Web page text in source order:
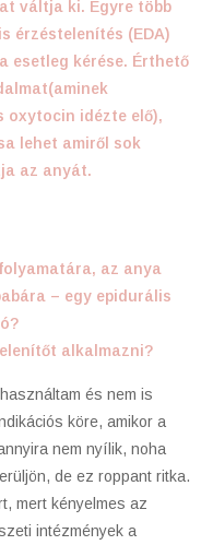
váltja ki. Egyre több
érzéstelenítés (EDA)
esetleg kérése. Érthető
oxytocin idézte elő),
lehet amiről sok
az anyát.
az anya
– egy epidurális
alkalmazni?
és nem is
köre, amikor a
nem nyílik, noha
de ez roppant ritka.
mert kényelmes az
intézmények a